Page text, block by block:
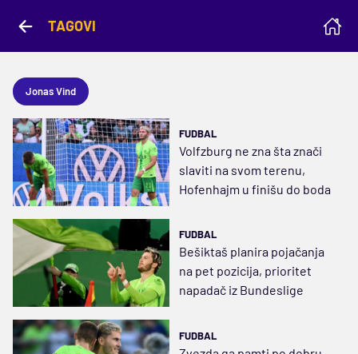
TAGOVI
Jonas Vind
FUDBAL
Volfzburg ne zna šta znači
slaviti na svom terenu,
Hofenhajm u finišu do boda
FUDBAL
Bešiktaš planira pojačanja
na pet pozicija, prioritet
napadač iz Bundeslige
FUDBAL